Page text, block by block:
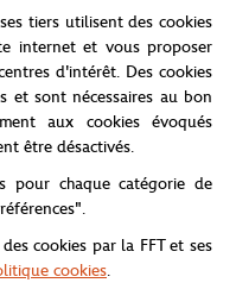
tombantes, dessine
idéale pour un look
au tournoi. Le col
et renforce la tenue
Garros affirme cette
graphique vintage. Au
de tennis vu depuis le
et des balles
de la mention "Lacoste
tiers utilisent des cookies
internet et vous proposer
d'intérêt. Des cookies
et sont nécessaires au bon
aux cookies évoqués
être désactivés.
pour chaque catégorie de
cookies par la FFT et ses
cookies.